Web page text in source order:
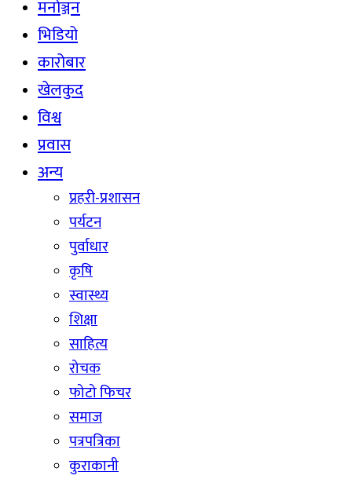
मनोञ्जन
भिडियो
कारोबार
खेलकुद
विश्व
प्रवास
अन्य
प्रहरी-प्रशासन
पर्यटन
पुर्वाधार
कृषि
स्वास्थ्य
शिक्षा
साहित्य
रोचक
फोटो फिचर
समाज
पत्रपत्रिका
कुराकानी